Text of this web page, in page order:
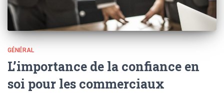
GÉNÉRAL
L’importance de la confiance en
soi pour les commerciaux